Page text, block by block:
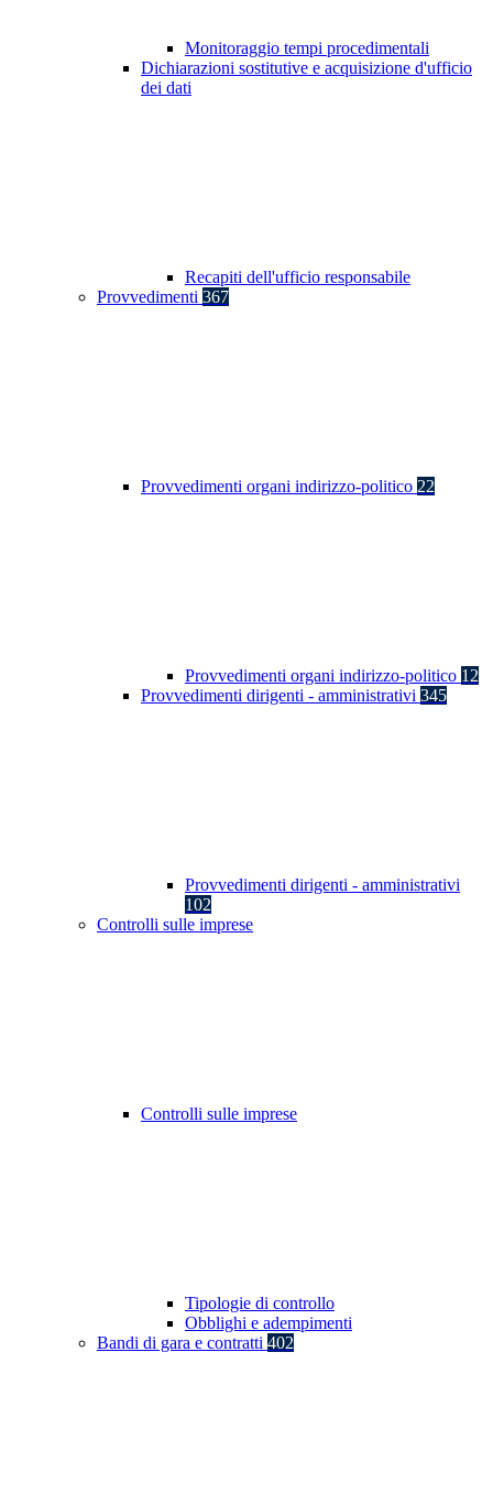
Monitoraggio tempi procedimentali
Dichiarazioni sostitutive e acquisizione d'ufficio
dei dati
Recapiti dell'ufficio responsabile
Provvedimenti 367
Provvedimenti organi indirizzo-politico 22
Provvedimenti organi indirizzo-politico 12
Provvedimenti dirigenti - amministrativi 345
Provvedimenti dirigenti - amministrativi
102
Controlli sulle imprese
Controlli sulle imprese
Tipologie di controllo
Obblighi e adempimenti
Bandi di gara e contratti 402